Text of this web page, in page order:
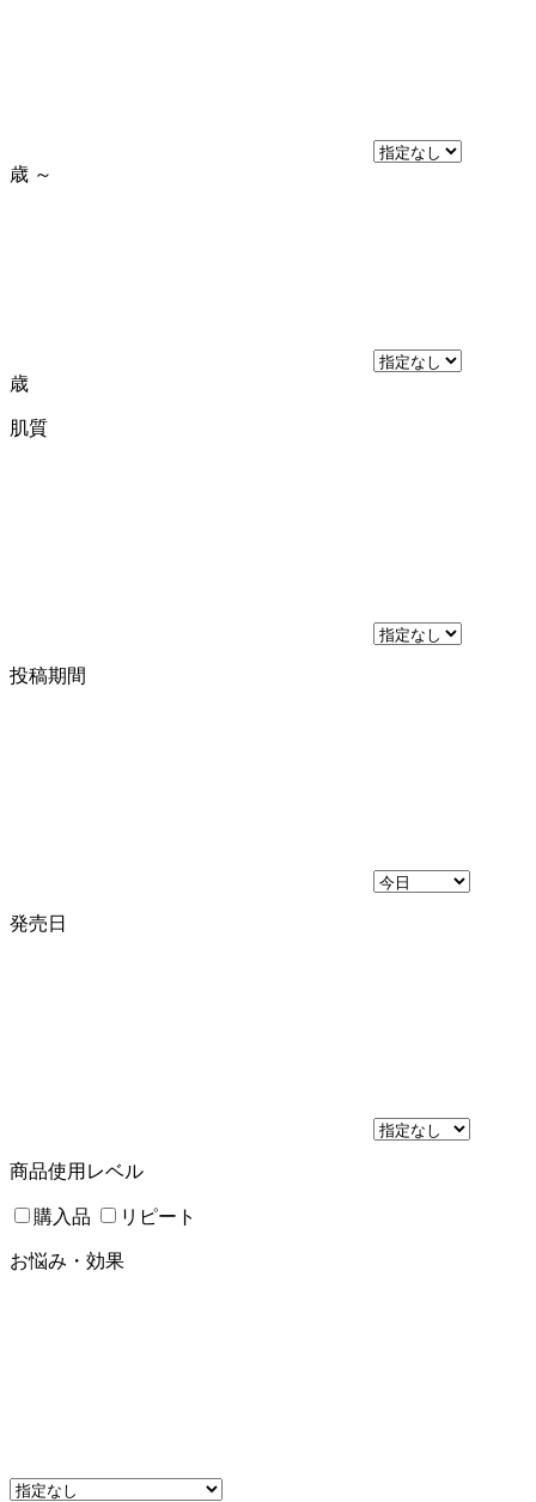
歳 ～
歳
肌質
投稿期間
発売日
商品使用レベル
購入品 リピート
お悩み・効果